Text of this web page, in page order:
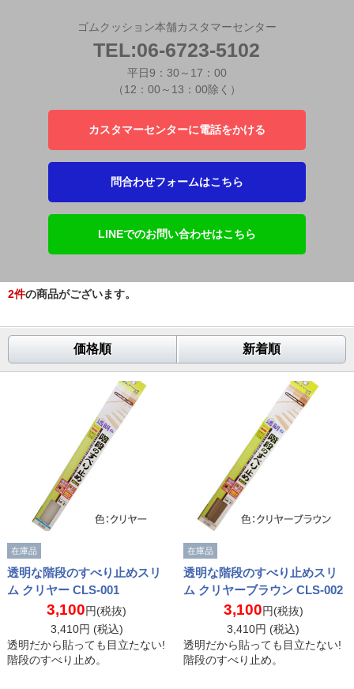
ゴムクッション本舗カスタマーセンター
TEL:06-6723-5102
平日9：30～17：00
（12：00～13：00除く）
カスタマーセンターに電話をかける
問合わせフォームはこちら
LINEでのお問い合わせはこちら
2件の商品がございます。
価格順 新着順
在庫品
透明な階段のすべり止めスリ
ム クリヤー CLS-001
3,100円(税抜)
3,410円 (税込)
透明だから貼っても目立たない!
階段のすべり止め。
在庫品
透明な階段のすべり止めスリ
ム クリヤーブラウン CLS-002
3,100円(税抜)
3,410円 (税込)
透明だから貼っても目立たない!
階段のすべり止め。